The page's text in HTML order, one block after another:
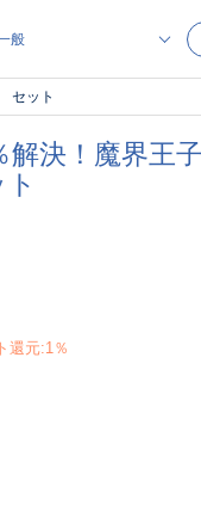
セット
決！魔界王
還元:1％